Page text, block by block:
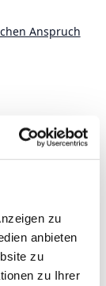
zu
anbieten
zu
zu Ihrer
Anspruch